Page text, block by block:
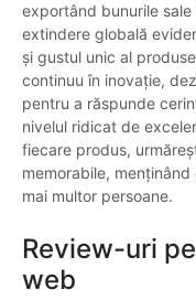
exportând bunurile
extindere globală
și gustul unic al
continuu în inovație,
pentru a răspunde
nivelul ridicat de
fiecare produs,
memorabile,
mai multor persoane.
Review-uri
web